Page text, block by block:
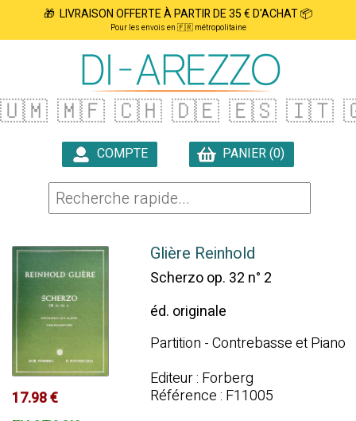
🎁 LIVRAISON OFFERTE À PARTIR DE 35 € D'ACHAT 📦
Pour les envois en 🇫🇷 métropolitaine
🇺🇲 🇲🇫 🇨🇭 🇩🇪 🇪🇸 🇮🇹
COMPTE
PANIER (0)
17.98 €
Glière Reinhold
Scherzo op. 32 n° 2
éd. originale
Partition - Contrebasse et Piano
Editeur : Forberg
Référence : F11005